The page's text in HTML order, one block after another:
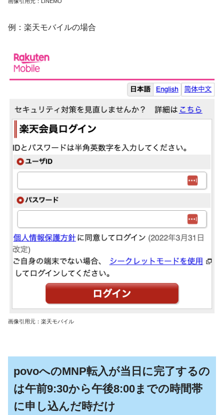
例：楽天モバイルの場合
画像引用元：楽天モバイル
povoへのMNP転入が当日に完了するの
は午前9:30から午後8:00までの時間帯
に申し込んだ時だけ